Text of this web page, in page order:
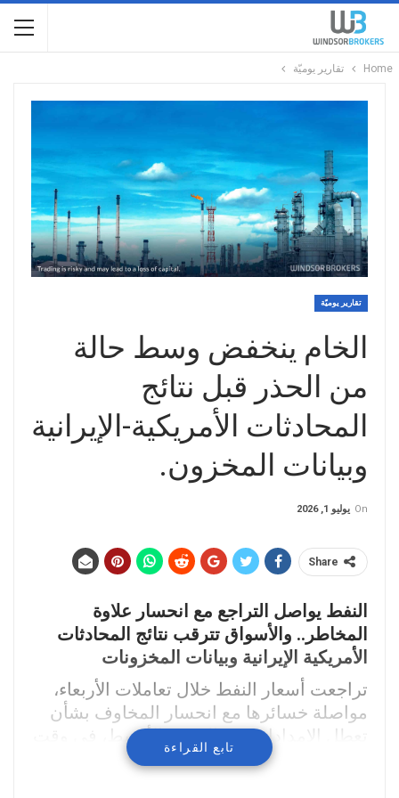
Home تقارير يوميّة
تقارير يوميّة
الخام ينخفض وسط حالة
من الحذر قبل نتائج
المحادثات الأمريكية-الإيرانية
وبيانات المخزون.
On يوليو 1, 2026
Share
النفط يواصل التراجع مع انحسار علاوة
المخاطر.. والأسواق تترقب نتائج المحادثات
الأمريكية الإيرانية وبيانات المخزونات
تراجعت أسعار النفط خلال تعاملات الأربعاء،
مواصلة خسائرها مع انحسار المخاوف بشأن
تعطل الإمدادات في الشرق الأوسط، في وقت
يراقب فيه المستثمرون تطورات المحادثات
تابع القراءة